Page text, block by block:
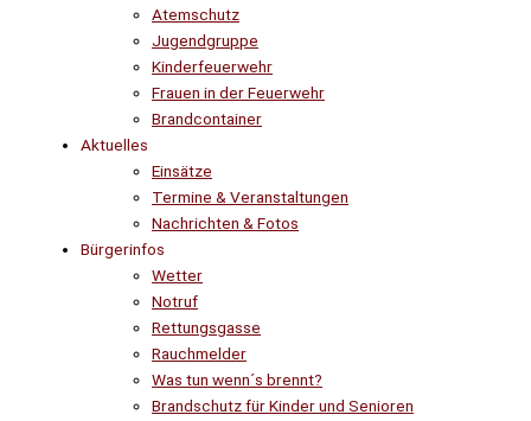
Atemschutz
Jugendgruppe
Kinderfeuerwehr
Frauen in der Feuerwehr
Brandcontainer
Aktuelles
Einsätze
Termine & Veranstaltungen
Nachrichten & Fotos
Bürgerinfos
Wetter
Notruf
Rettungsgasse
Rauchmelder
Was tun wenn´s brennt?
Brandschutz für Kinder und Senioren